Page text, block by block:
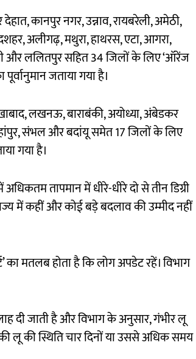
कानपुर नगर, उन्नाव, रायबरेली, अमेठी,
अलीगढ़, मथुरा, हाथरस, एटा, आगरा,
और ललितपुर सहित 34 जिलों के लिए ‘ऑरेंज
जताया गया है।
लखनऊ, बाराबंकी, अयोध्या, अंबेडकर
संभल और बदांयू समेत 17 जिलों के लिए
गया है।
तापमान में धीरे-धीरे दो से तीन डिग्री
में कहीं और कोई बड़े बदलाव की उम्मीद नहीं
का मतलब होता है कि लोग अपडेट रहें। विभाग
दी जाती है और विभाग के अनुसार, गंभीर लू
लू की स्थिति चार दिनों या उससे अधिक समय